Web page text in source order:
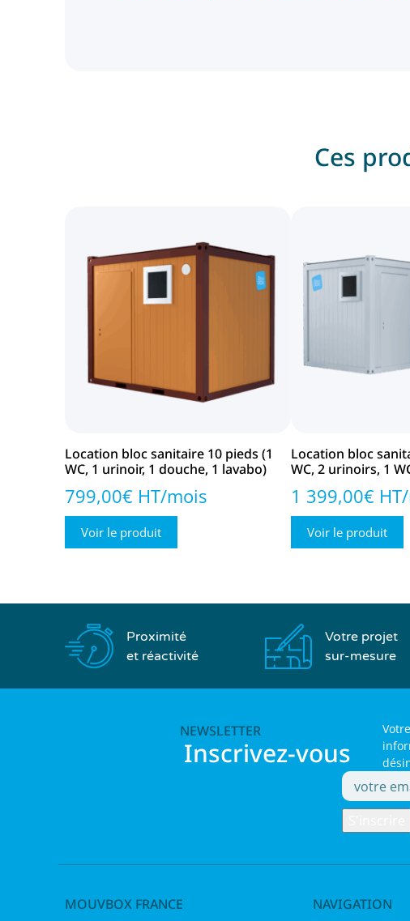
Ces
Location bloc sanitaire 10 pieds (1
WC, 1 urinoir, 1 douche, 1 lavabo)
799,00€ HT/mois
Voir le produit
Location bloc
WC, 2 urinoirs, 1
1 399,00€
Voir le produit
Proximité
et réactivité
Votre projet
sur-mesure
NEWSLETTER
Inscrivez-vous
MOUVBOX FRANCE NAVIGATION